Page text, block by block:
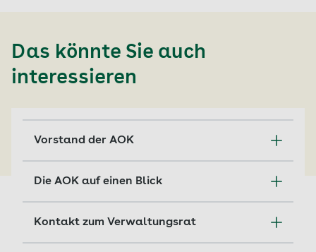
Das könnte Sie auch
interessieren
Vorstand der AOK
gewählten Vertreter wesentliche Belange
der Sozialversicherung.
Die AOK auf einen Blick
über die AOK auf einen Blick.
Kontakt zum Verwaltungsrat